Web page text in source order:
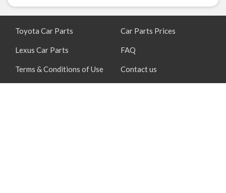
Toyota Car Parts
Lexus Car Parts
Terms & Conditions of Use
Car Parts Prices
FAQ
Contact us